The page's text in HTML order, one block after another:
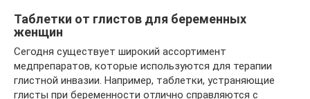
Таблетки от глистов для беременных
женщин
Сегодня существует широкий ассортимент
медпрепаратов, которые используются для терапии
глистной инвазии. Например, таблетки, устраняющие
глисты при беременности отлично справляются с